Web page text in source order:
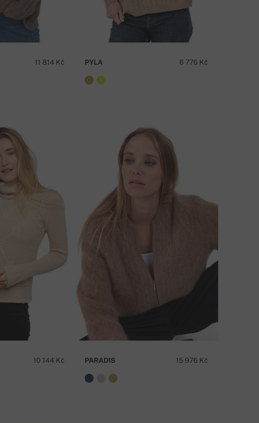
11 814 Kč 6 776 Kč
PYLA
10 144 Kč 15 976 Kč
PARADIS